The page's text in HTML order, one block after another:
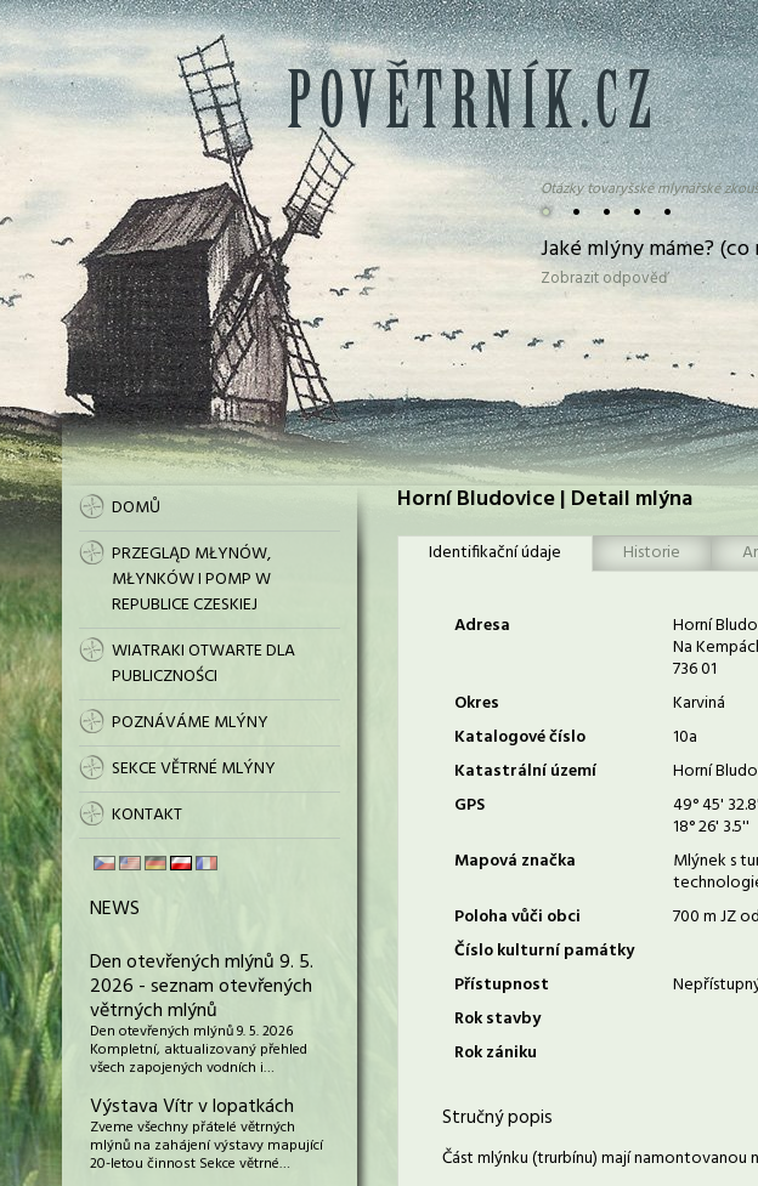
• • • • •
Otázky tovaryšské mlynářské
Jaké mlýny máme? (co
Zobrazit odpověď
DOMŮ
PRZEGLĄD MŁYNÓW,
MŁYNKÓW I POMP W
REPUBLICE CZESKIEJ
WIATRAKI OTWARTE DLA
PUBLICZNOŚCI
POZNÁVÁME MLÝNY
SEKCE VĚTRNÉ MLÝNY
KONTAKT
NEWS
Den otevřených mlýnů 9. 5.
2026 - seznam otevřených
větrných mlýnů
Den otevřených mlýnů 9. 5. 2026
Kompletní, aktualizovaný přehled
všech zapojených vodních i…
Výstava Vítr v lopatkách
Zveme všechny přátelé větrných
mlýnů na zahájení výstavy mapující
20-letou činnost Sekce větrné…
Horní Bludovice | Detail mlýna
Identifikační údaje
Historie
Adresa Horní
Na
736 01
Okres
Karviná
Katalogové číslo
10a
Katastrální území
Horní
GPS
49° 45'
18° 26' 3.5''
Mapová značka
Mlýnek s
Poloha vůči obci
700 m JZ
Číslo kulturní památky
Přístupnost
Rok stavby
Rok zániku
Stručný popis
Část mlýnku (trurbínu) mají namontovanou